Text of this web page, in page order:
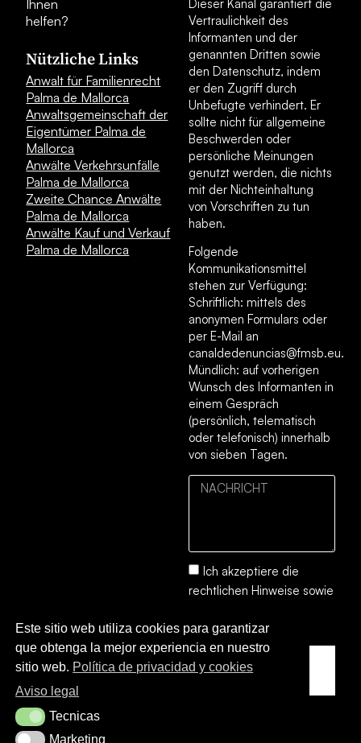
Ihnen
helfen?
Nützliche Links
Anwalt für Familienrecht
Palma de Mallorca
Anwaltsgemeinschaft der
Eigentümer Palma de
Mallorca
Anwälte Verkehrsunfälle
Palma de Mallorca
Zweite Chance Anwälte
Palma de Mallorca
Anwälte Kauf und Verkauf
Palma de Mallorca
Dieser Kanal garantiert die
Vertraulichkeit des
Informanten und der
genannten Dritten sowie
den Datenschutz, indem
er den Zugriff durch
Unbefugte verhindert. Er
sollte nicht für allgemeine
Beschwerden oder
persönliche Meinungen
genutzt werden, die nichts
mit der Nichteinhaltung
von Vorschriften zu tun
haben.
Folgende
Kommunikationsmittel
stehen zur Verfügung:
Schriftlich: mittels des
anonymen Formulars oder
per E-Mail an
canaldedenuncias@fmsb.eu.
Mündlich: auf vorherigen
Wunsch des Informanten in
einem Gespräch
(persönlich, telematisch
oder telefonisch) innerhalb
von sieben Tagen.
Ich akzeptiere die
rechtlichen Hinweise sowie
Cookie-Richtlinie.
SENDEN
Este sitio web utiliza cookies para garantizar
que obtenga la mejor experiencia en nuestro
sitio web. Política de privacidad y cookies
Aviso legal
TecnicasTecnicas
MarketingMarketing